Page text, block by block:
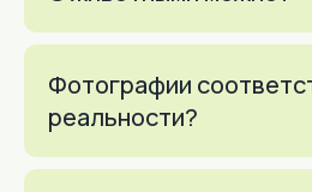
Фотографии
реальности?
ПОЛИТИКА КОНФИДЕНЦИАЛЬНОСТИ
(3Й ЭТАЖ)